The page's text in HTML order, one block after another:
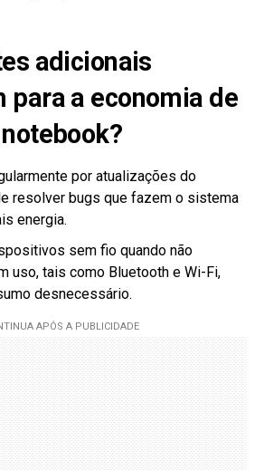
adicionais
para a economia de
por atualizações do
resolver bugs que fazem o sistema
energia.
sem fio quando não
uso, tais como Bluetooth e Wi-Fi,
desnecessário.